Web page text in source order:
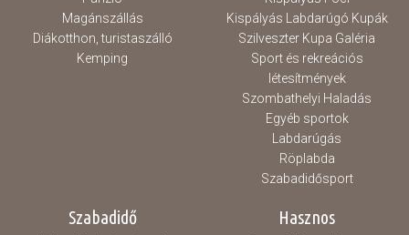
Magánszállás
Diákotthon, turistaszálló
Kemping
Kispályás Labdarúgó Kupák
Szilveszter Kupa Galéria
Sport és rekreációs
létesítmények
Szombathelyi Haladás
Egyéb sportok
Labdarúgás
Röplabda
Szabadidősport
Szabadidő Hasznos